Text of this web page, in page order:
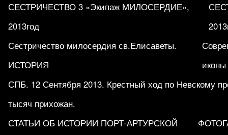
СЕСТРИЧЕСТВО 3 «Экипаж МИЛОСЕРДИЕ»,
2013год
Сестричество милосердия св.Елисаветы.
ИСТОРИЯ
иконы
СПБ. 12 Сентября 2013. Крестный ход по Невскому
тысяч прихожан.
СТАТЬИ ОБ ИСТОРИИ ПОРТ-АРТУРСКОЙ